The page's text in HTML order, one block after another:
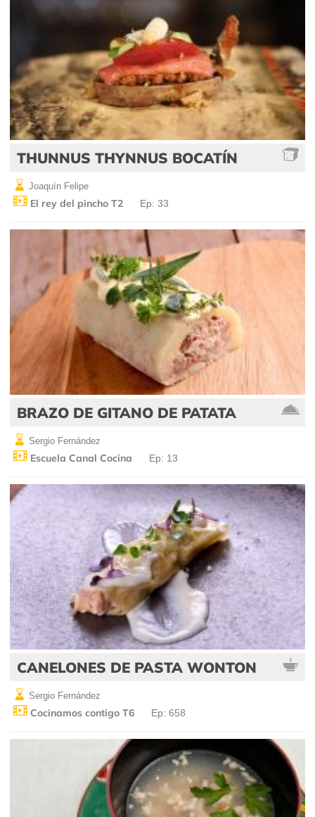
THUNNUS THYNNUS BOCATÍN
Joaquín Felipe
El rey del pincho T2 Ep: 33
BRAZO DE GITANO DE PATATA
Sergio Fernández
Escuela Canal Cocina Ep: 13
CANELONES DE PASTA WONTON
Sergio Fernández
Cocinamos contigo T6 Ep: 658